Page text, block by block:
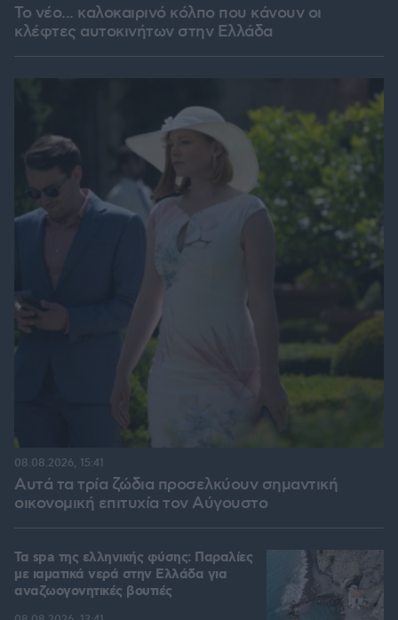
Το νέο... καλοκαιρινό κόλπο που κάνουν οι
κλέφτες αυτοκινήτων στην Ελλάδα
Αυτά τα τρία ζώδια προσελκύουν σημαντική
οικονομική επιτυχία τον Αύγουστο
08.08.2026, 15:41
Τα spa της ελληνικής φύσης: Παραλίες
με ιαματικά νερά στην Ελλάδα για
αναζωογονητικές βουτιές